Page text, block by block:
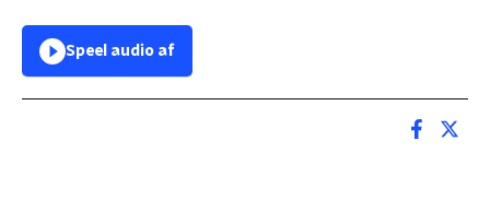
Speel audio af